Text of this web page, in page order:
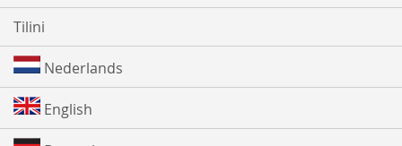
Tilini
Nederlands
English